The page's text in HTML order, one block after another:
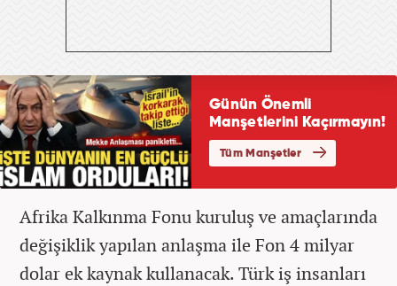
Afrika Kalkınma Fonu kuruluş ve amaçlarında
değişiklik yapılan anlaşma ile Fon 4 milyar
dolar ek kaynak kullanacak. Türk iş insanları